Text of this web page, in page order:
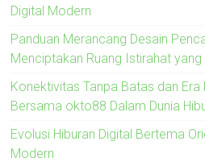
Digital Modern
Panduan Merancang Desain
Menciptakan Ruang Istirahat
Konektivitas Tanpa Batas dan
Bersama okto88 Dalam Dunia
Evolusi Hiburan Digital Bertema
Modern